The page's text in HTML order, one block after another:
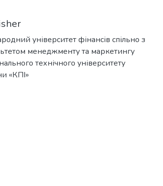
університет фінансів спільно з
менеджменту та маркетингу
технічного університету
«КПІ»